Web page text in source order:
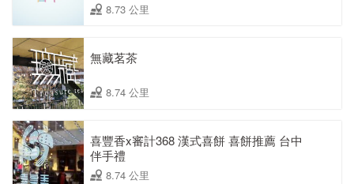
8.73 公里
無藏茗茶
8.74 公里
喜豐香x審計368 漢式喜餅 喜餅推薦 台中
伴手禮
8.74 公里